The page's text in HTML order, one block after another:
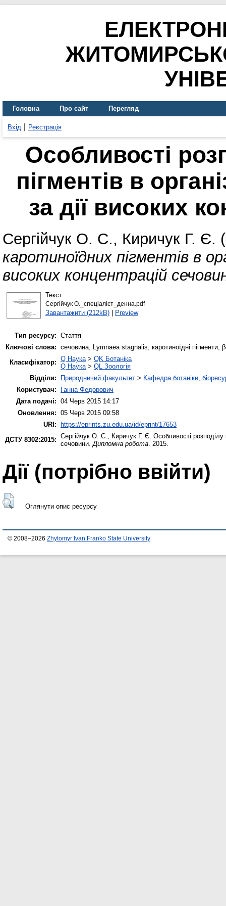
Головна Про сайт Перегляд
Вхід Реєстрація
Особливості
пігментів в
за дії високих
Сергійчук О. С., Киричук Г. Є.
каротиноїдних пігментів в
високих концентрацій
Текст
Сергійчук О._спеціаліст_денна.pdf
Завантажити (212kB)| Preview
Тип ресурсу: Стаття
Ключові слова: сечовина, Lymnaea stagnalis, каротиноїдні пігменти,
Класифікатор: Q Наука> QK Ботаніка
Q Наука> QL Зоологія
Відділи:
Природничий факультет > Кафедра ботаніки,
Користувач:
Ганна Федорович
Дата подачі: 04 Черв 2015 14:17
Оновлення: 05 Черв 2015 09:58
URI:
https://eprints.zu.edu.ua/id/eprint/17653
ДСТУ 8302:2015: Сергійчук О. С., Киричук Г. Є. Особливості розподілу
сечовини.Дипломна робота. 2015.
Дії ​​(потрібно ввійти)
Оглянути опис ресурсу
© 2008–2026 Zhytomyr Ivan Franko State University